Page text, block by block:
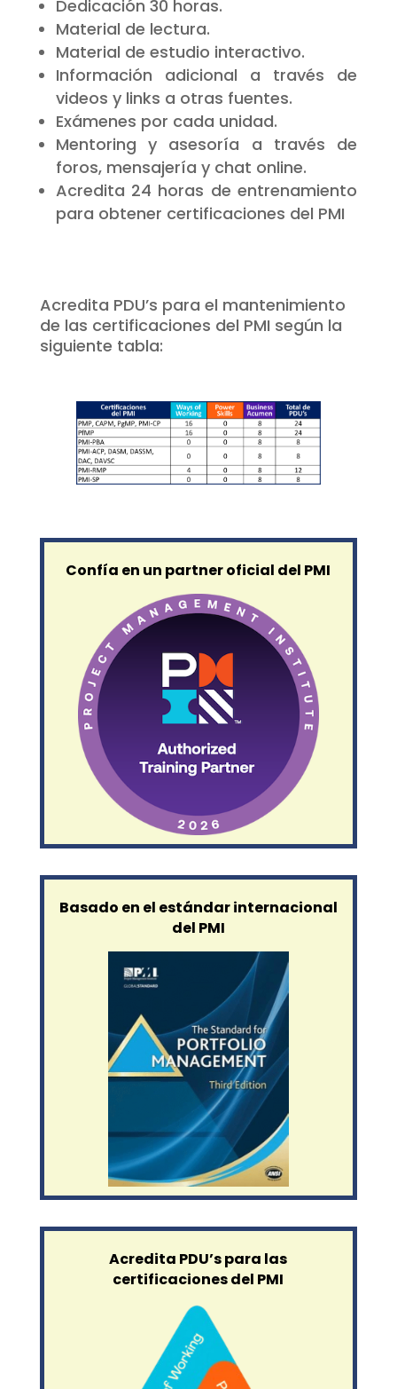
Dedicación 30 horas.
Material de lectura.
Material de estudio interactivo.
Información adicional a través de
videos y links a otras fuentes.
Exámenes por cada unidad.
Mentoring y asesoría a través de
foros, mensajería y chat online.
Acredita 24 horas de entrenamiento
para obtener certificaciones del PMI
Acredita PDU’s para el mantenimiento
de las certificaciones del PMI según la
siguiente tabla:
Confía en un partner oficial del PMI
Basado en el estándar internacional
del PMI
Acredita PDU’s para las
certificaciones del PMI